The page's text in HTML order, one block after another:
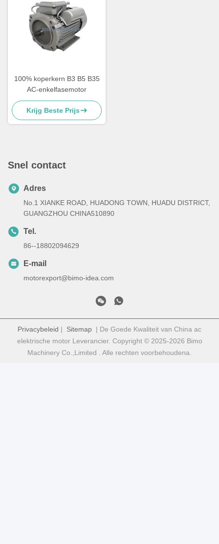
100% koperkern B3 B5 B35
AC-enkelfasemotor
Krijg Beste Prijs
Snel contact
Adres
No.1 XIANKE ROAD, HUADONG TOWN, HUADU DISTRICT,
GUANGZHOU CHINA510890
Tel.
86--18802094629
E-mail
motorexport@bimo-idea.com
Privacybeleid | Sitemap | De Goede Kwaliteit van China ac
elektrische motor Leverancier. Copyright © 2025-2026 Bimo
Machinery Co.,Limited . Alle rechten voorbehoudena.